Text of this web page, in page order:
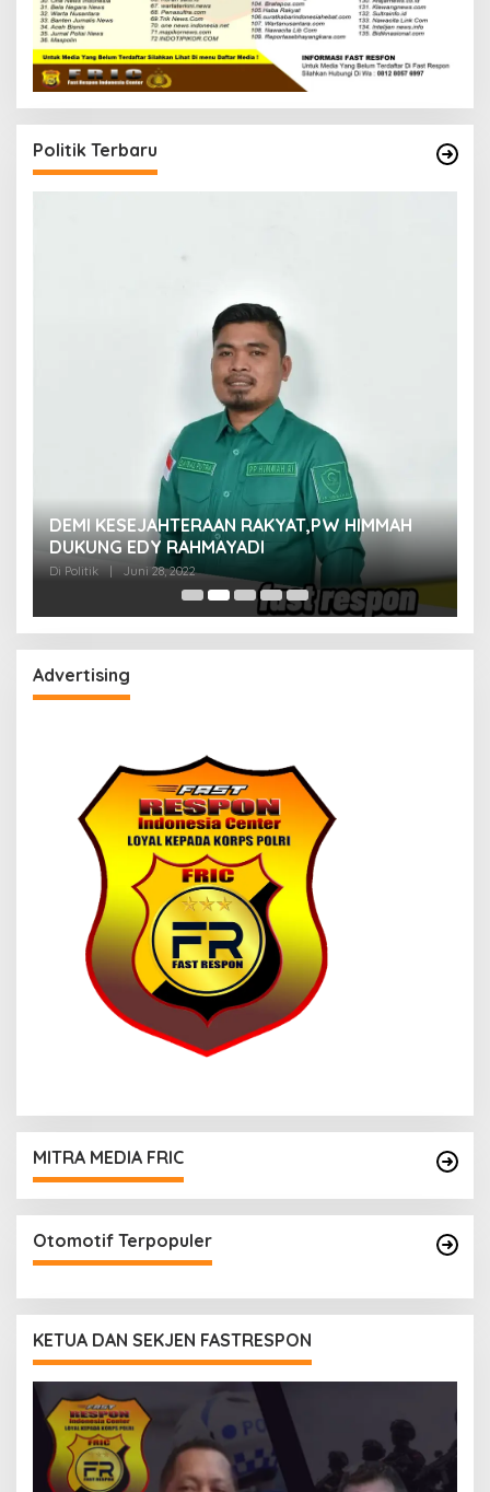
Politik Terbaru
DEMI KESEJAHTERAAN RAKYAT,PW HIMMAH
DUKUNG EDY RAHMAYADI
Di Politik | Juni 28, 2022
Advertising
MITRA MEDIA FRIC
Otomotif Terpopuler
KETUA DAN SEKJEN FASTRESPON